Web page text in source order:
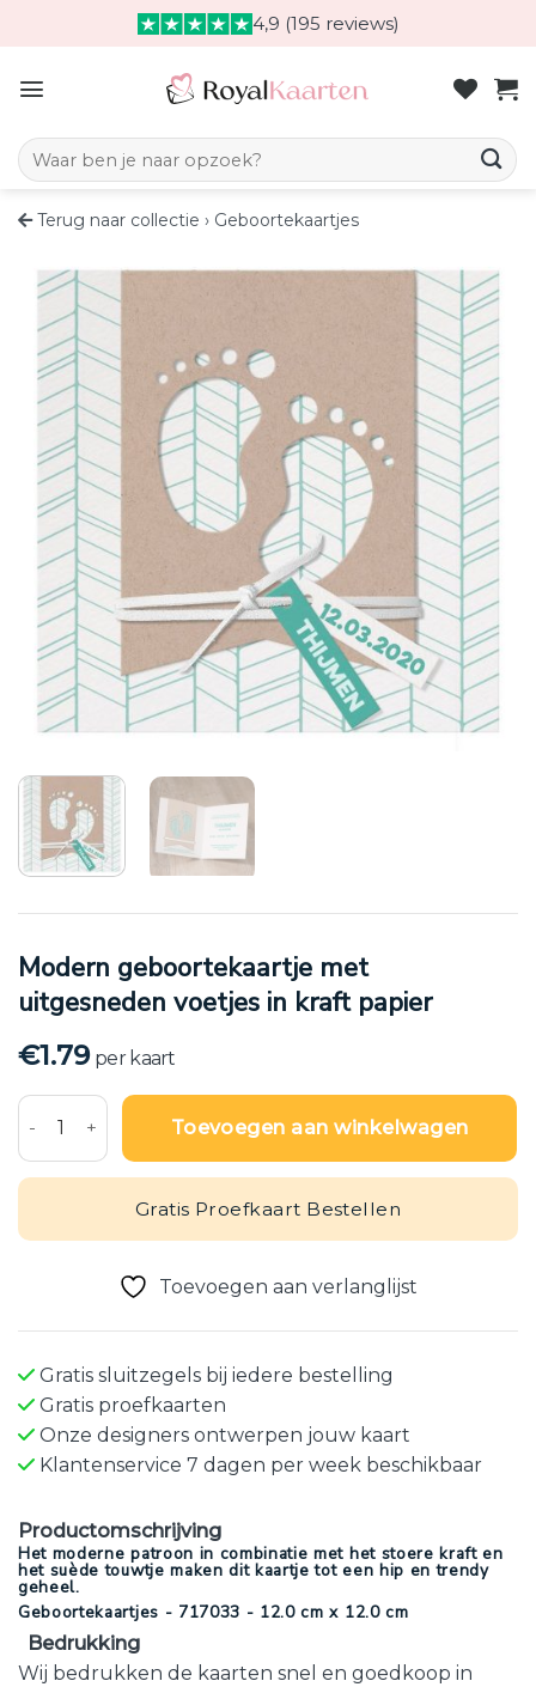
4,9 (195 reviews)
Zoeken naar:
Terug naar collectie › Geboortekaartjes
Modern geboortekaartje met
uitgesneden voetjes in kraft papier
€1.79 per kaart
Modern geboortekaartje met uitgesneden voetjes in kraft
Toevoegen aan winkelwagen
Gratis Proefkaart Bestellen
Toevoegen aan verlanglijst
Gratis sluitzegels bij iedere bestelling
Gratis proefkaarten
Onze designers ontwerpen jouw kaart
Klantenservice 7 dagen per week beschikbaar
Productomschrijving
Het moderne patroon in combinatie met het stoere kraft en
het suède touwtje maken dit kaartje tot een hip en trendy
geheel.
Geboortekaartjes - 717033 - 12.0 cm x 12.0 cm
Bedrukking
Wij bedrukken de kaarten snel en goedkoop in